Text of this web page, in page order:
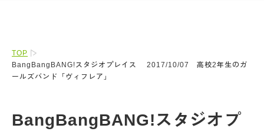
TOP
BangBangBANG!スタジオプレイス 2017/10/07 高校2年生のガ
ールズバンド「ヴィフレア」
BangBangBANG!スタジオプ